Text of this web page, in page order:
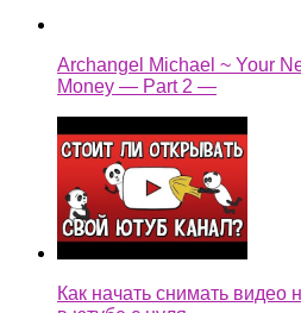
Archangel Michael ~ Your
Money — Part 2 —
Как начать снимать видео